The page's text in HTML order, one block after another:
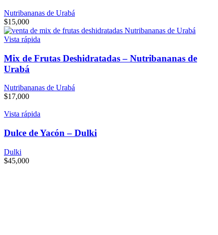
Nutribananas de Urabá
$15,000
Vista rápida
Mix de Frutas Deshidratadas – Nutribananas de
Urabá
Nutribananas de Urabá
$17,000
Vista rápida
Dulce de Yacón – Dulki
Dulki
$45,000